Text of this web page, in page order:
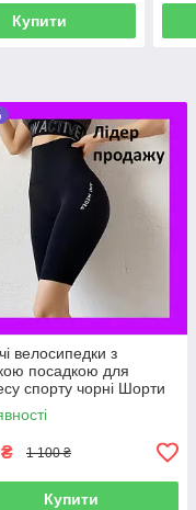
Купити
велосипедки з
посадкою для
спорту чорні Шорти
для тренувань
₴ 1 100 ₴
Купити